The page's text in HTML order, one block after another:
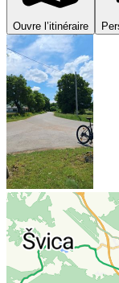
Ouvre l’itinéraire